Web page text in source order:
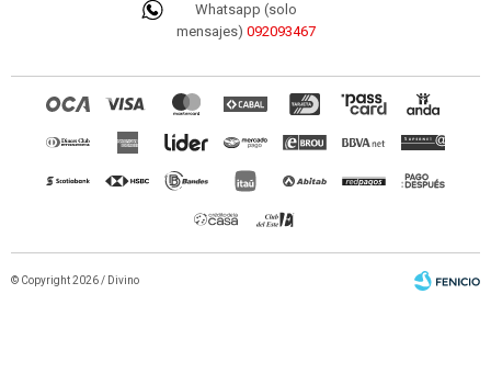
Whatsapp (solo
mensajes) 092093467
© Copyright 2026 / Divino